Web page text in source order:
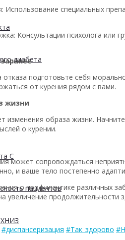
диабета
С
пациентов
Использование специальных
Консультации психолога
подготовьте себя
от курения рядом с вами.
жизни
изменения образа жизни.
о курении.
может сопровождаться
и ваше тело постепенно
о профилактике различных
увеличение продолжительности
#диспансеризация #Так_здорово